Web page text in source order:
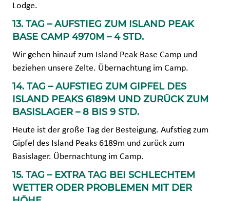
Lodge.
13. TAG – AUFSTIEG ZUM ISLAND PEAK
BASE CAMP 4970M – 4 STD.
Wir gehen hinauf zum Island Peak Base Camp und
beziehen unsere Zelte. Übernachtung im Camp.
14. TAG – AUFSTIEG ZUM GIPFEL DES
ISLAND PEAKS 6189M UND ZURÜCK ZUM
BASISLAGER – 8 BIS 9 STD.
Heute ist der große Tag der Besteigung. Aufstieg zum
Gipfel des Island Peaks 6189m und zurück zum
Basislager. Übernachtung im Camp.
15. TAG – EXTRA TAG BEI SCHLECHTEM
WETTER ODER PROBLEMEN MIT DER